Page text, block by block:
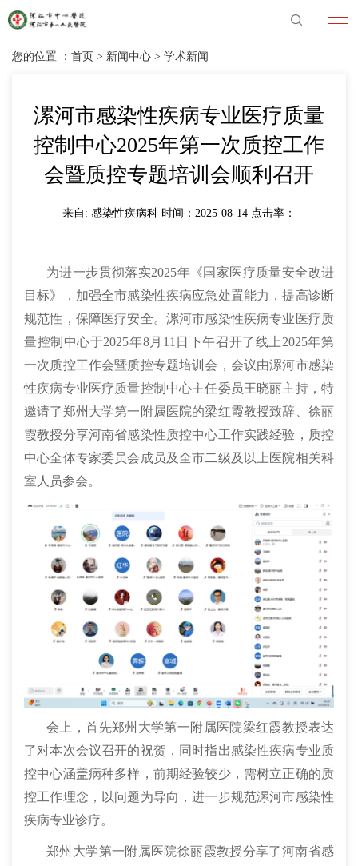
您的位置 ： 首页 > 新闻中心 > 学术新闻
漯河市感染性疾病专业医疗质量
控制中心2025年第一次质控工作
会暨质控专题培训会顺利召开
来自: 感染性疾病科 时间：2025-08-14 点击率：
为进一步贯彻落实2025年《国家医疗质量安全改进
目标》，加强全市感染性疾病应急处置能力，提高诊断
规范性，保障医疗安全。漯河市感染性疾病专业医疗质
量控制中心于2025年8月11日下午召开了线上2025年第
一次质控工作会暨质控专题培训会，会议由漯河市感染
性疾病专业医疗质量控制中心主任委员王晓丽主持，特
邀请了郑州大学第一附属医院的梁红霞教授致辞、徐丽
霞教授分享河南省感染性质控中心工作实践经验，质控
中心全体专家委员会成员及全市二级及以上医院相关科
室人员参会。
会上，首先郑州大学第一附属医院梁红霞教授表达
了对本次会议召开的祝贺，同时指出感染性疾病专业质
控中心涵盖病种多样，前期经验较少，需树立正确的质
控工作理念，以问题为导向，进一步规范漯河市感染性
疾病专业诊疗。
郑州大学第一附属医院徐丽霞教授分享了河南省感